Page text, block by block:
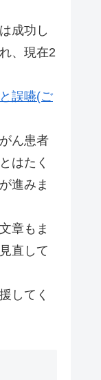
成功し
、現在2
誤嚥(ご
ん患者
はたく
進みま
章もま
直して
してく